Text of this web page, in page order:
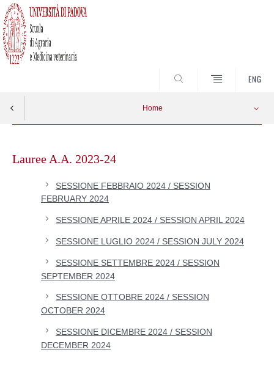
ENG
Home
contentLauree A.A. 2023-24
SESSIONE FEBBRAIO 2024 / SESSION
FEBRUARY 2024
SESSIONE APRILE 2024 / SESSION APRIL 2024
SESSIONE LUGLIO 2024 / SESSION JULY 2024
SESSIONE SETTEMBRE 2024 / SESSION
SEPTEMBER 2024
SESSIONE OTTOBRE 2024 / SESSION
OCTOBER 2024
SESSIONE DICEMBRE 2024 / SESSION
DECEMBER 2024